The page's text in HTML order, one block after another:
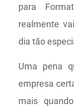
para
realmente
dia tão
Uma pena
empresa
mais